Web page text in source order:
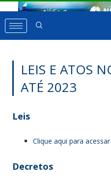
LEIS E ATOS
ATÉ 2023
Leis
Clique aqui para acessar
Decretos